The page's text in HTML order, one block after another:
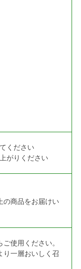
ください
がりください
商品をお届けい
使用ください。
り一層おいしく召